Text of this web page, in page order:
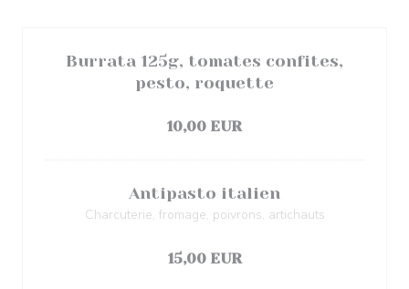
Burrata 125g, tomates confites,
pesto, roquette
10,00 EUR
Antipasto italien
Charcuterie, fromage, poivrons, artichauts
15,00 EUR